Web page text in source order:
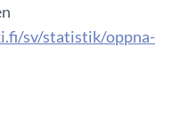
sv/statistik/oppna-